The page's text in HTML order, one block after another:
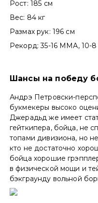
Рост: 185 см
Вес: 84 кг
Размах рук: 196 см
Рекорд: 35-16 ММА, 10-8
Шансы на победу
Андрэ Петровски-
букмекеры высоко
Джерадьд же имеет
гейткипера, бойца, не
топами дивизиона, но
кто не достаточно
бойца хорошие
в физической мощи и
бэкграунду вольной